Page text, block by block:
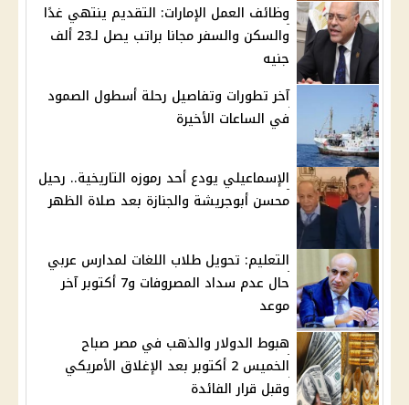
وظائف العمل الإمارات: التقديم ينتهي غدًا
والسكن والسفر مجانا براتب يصل لـ23 ألف
جنيه
آخر تطورات وتفاصيل رحلة أسطول الصمود
في الساعات الأخيرة
الإسماعيلي يودع أحد رموزه التاريخية.. رحيل
محسن أبوجريشة والجنازة بعد صلاة الظهر
التعليم: تحويل طلاب اللغات لمدارس عربي
حال عدم سداد المصروفات و7 أكتوبر آخر
موعد
هبوط الدولار والذهب في مصر صباح
الخميس 2 أكتوبر بعد الإغلاق الأمريكي
وقبل قرار الفائدة